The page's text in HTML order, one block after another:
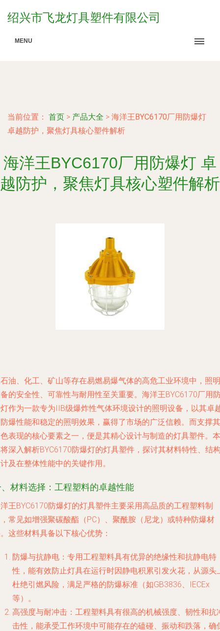
绍兴市飞龙灯具塑件有限公司
MENU
当前位置： 首页 > 产品大全 > 海洋王BYC6170厂用防爆灯
卓越防护，聚焦灯具核心塑件解析
海洋王BYC6170厂用防爆灯 卓
越防护，聚焦灯具核心塑件解析
油、化工、矿山等存在易燃易爆气体的高危工业环境中，照明
的安全性、可靠性与耐用性至关重要。海洋王BYC6170厂用
作为一款专为IIB级爆炸性气体环境设计的照明设备，以其卓
爆性能和稳定的照明效果，赢得了市场的广泛信赖。而支撑其
表现的核心要素之一，便是其精心设计与制造的灯具塑件。本
深入解析BYC6170防爆灯的灯具塑件，探讨其材料特性、结
及在整体性能中的关键作用。
材料选择：工程塑料的卓越性能
王BYC6170防爆灯的灯具塑件主要采用高品质的工程塑料制
常见如增强聚碳酸酯（PC）、聚酰胺（尼龙）或特种防爆材
这些材料具备以下核心优势：
防爆与抗静电 ：专用工程塑料具有优异的绝缘性和抗静电特
性，能有效防止灯具在运行时因静电积累引发火花，从源头
杜绝引燃风险，满足严格的防爆标准（如GB3836、IECEx
等）。
高强度与耐冲击 ：工程塑料具有很高的机械强度、韧性和抗
击性，能承受工作环境中可能存在的磕碰、振动和跌落，确